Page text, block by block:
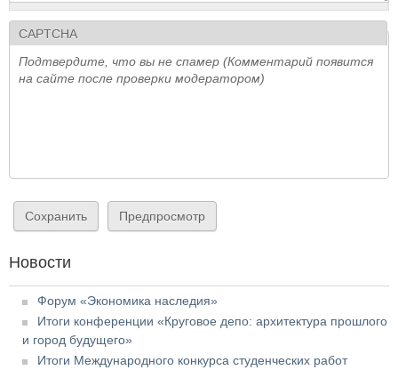
CAPTCHA
Подтвердите, что вы не спамер (Комментарий появится
на сайте после проверки модератором)
Новости
Форум «Экономика наследия»
Итоги конференции «Круговое депо: архитектура прошлого
и город будущего»
Итоги Международного конкурса студенческих работ